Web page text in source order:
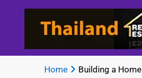
Home Building a Home